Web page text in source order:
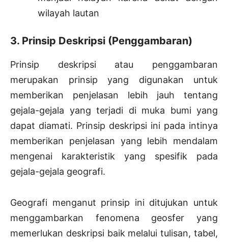
wilayah lautan
3. Prinsip Deskripsi (Penggambaran)
Prinsip deskripsi atau penggambaran
merupakan prinsip yang digunakan untuk
memberikan penjelasan lebih jauh tentang
gejala-gejala yang terjadi di muka bumi yang
dapat diamati. Prinsip deskripsi ini pada intinya
memberikan penjelasan yang lebih mendalam
mengenai karakteristik yang spesifik pada
gejala-gejala geografi.
Geografi menganut prinsip ini ditujukan untuk
menggambarkan fenomena geosfer yang
memerlukan deskripsi baik melalui tulisan, tabel,